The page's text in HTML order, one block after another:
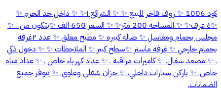
كود 1006 ✨ روف فاخر للبيع ✨ ✨ الشرائع ١✨ ✨ داخل حد الحرم ✨
✨٤ غرف✨ ✨ المساحه 200 متر✨ ✨ السعر 650 الف ✨يتكون من : ✨
مجلس بحمام ومغاسل ✨ صاله كبيره ✨ مطبخ مغلق ✨ عدد ٢غرفه
بحمام خارجي ✨ غرفه ماستر ✨سطح كبير ✨ الملاحظات ✨ ✨ دخول ذكي
. ✨ مصعد شغال. ✨ كاميرات مراقبه . ✨ عداد كهرباء خاص . ✨ عداد مياه
خاص. ✨ باركن سيارات داخلي. ✨ خزان سُفلي وعلوي. ✨ يتوفر جميع
الضمانات.